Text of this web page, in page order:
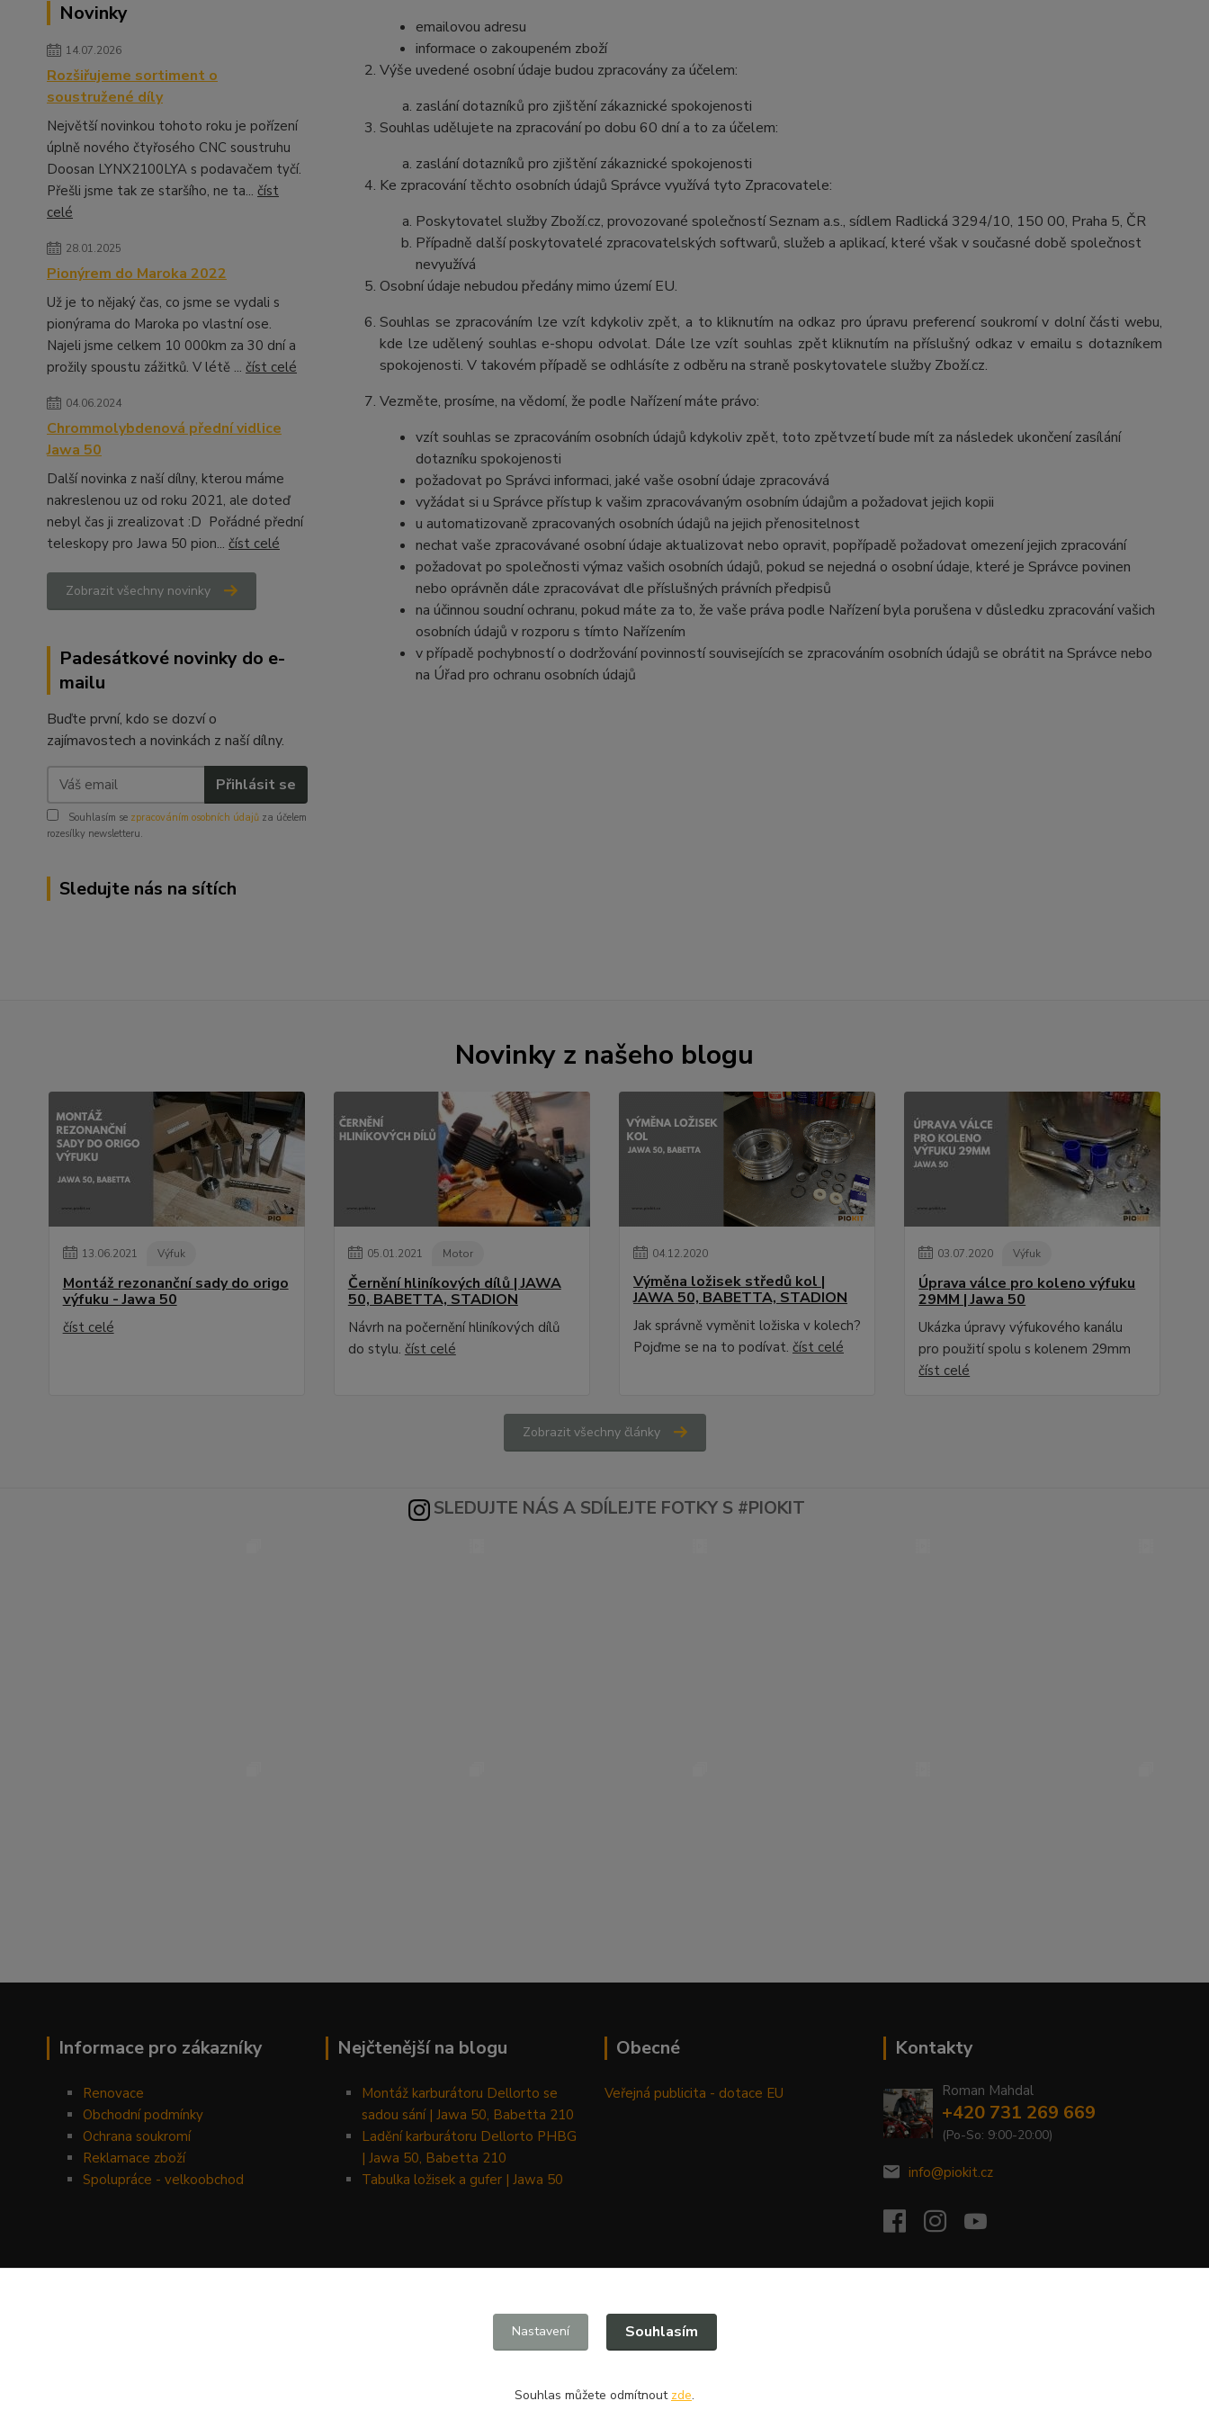
Novinky
14.07.2026
Rozšiřujeme sortiment o
soustružené díly
Největší novinkou tohoto roku je pořízení
úplně nového čtyřosého CNC soustruhu
Doosan LYNX2100LYA s podavačem tyčí.
Přešli jsme tak ze staršího, ne ta... číst
celé
28.01.2025
Pionýrem do Maroka 2022
Už je to nějaký čas, co jsme se vydali s
pionýrama do Maroka po vlastní ose.
Najeli jsme celkem 10 000km za 30 dní a
prožily spoustu zážitků. V létě ... číst celé
04.06.2024
Chrommolybdenová přední vidlice
Jawa 50
Další novinka z naší dílny, kterou máme
nakreslenou uz od roku 2021, ale doteď
nebyl čas ji zrealizovat :D Pořádné přední
teleskopy pro Jawa 50 pion... číst celé
Zobrazit všechny novinky
Padesátkové novinky do e-
mailu
Buďte první, kdo se dozví o
zajímavostech a novinkách z naší dílny.
Přihlásit se
Souhlasím se zpracováním osobních údajů za účelem
rozesílky newsletteru.
Sledujte nás na sítích
emailovou adresu
informace o zakoupeném zboží
Výše uvedené osobní údaje budou zpracovány za účelem:
zaslání dotazníků pro zjištění zákaznické spokojenosti
Souhlas udělujete na zpracování po dobu 60 dní a to za účelem:
zaslání dotazníků pro zjištění zákaznické spokojenosti
Ke zpracování těchto osobních údajů Správce využívá tyto Zpracovatele:
Poskytovatel služby Zboží.cz, provozované společností Seznam a.s., sídlem Radlická 3294/10, 150 00, Praha 5, ČR
Případně další poskytovatelé zpracovatelských softwarů, služeb a aplikací, které však v současné době společnost
nevyužívá
Osobní údaje nebudou předány mimo území EU.
Souhlas se zpracováním lze vzít kdykoliv zpět, a to kliknutím na odkaz pro úpravu preferencí soukromí v dolní části webu,
kde lze udělený souhlas e-shopu odvolat. Dále lze vzít souhlas zpět kliknutím na příslušný odkaz v emailu s dotazníkem
spokojenosti. V takovém případě se odhlásíte z odběru na straně poskytovatele služby Zboží.cz.
Vezměte, prosíme, na vědomí, že podle Nařízení máte právo:
vzít souhlas se zpracováním osobních údajů kdykoliv zpět, toto zpětvzetí bude mít za následek ukončení zasílání
dotazníku spokojenosti
požadovat po Správci informaci, jaké vaše osobní údaje zpracovává
vyžádat si u Správce přístup k vašim zpracovávaným osobním údajům a požadovat jejich kopii
u automatizovaně zpracovaných osobních údajů na jejich přenositelnost
nechat vaše zpracovávané osobní údaje aktualizovat nebo opravit, popřípadě požadovat omezení jejich zpracování
požadovat po společnosti výmaz vašich osobních údajů, pokud se nejedná o osobní údaje, které je Správce povinen
nebo oprávněn dále zpracovávat dle příslušných právních předpisů
na účinnou soudní ochranu, pokud máte za to, že vaše práva podle Nařízení byla porušena v důsledku zpracování vašich
osobních údajů v rozporu s tímto Nařízením
v případě pochybností o dodržování povinností souvisejících se zpracováním osobních údajů se obrátit na Správce nebo
na Úřad pro ochranu osobních údajů
Novinky z našeho blogu
13.06.2021 Výfuk
Montáž rezonanční sady do origo
výfuku - Jawa 50
číst celé
05.01.2021 Motor
Černění hliníkových dílů | JAWA
50, BABETTA, STADION
Návrh na počernění hliníkových dílů
do stylu. číst celé
04.12.2020
Výměna ložisek středů kol |
JAWA 50, BABETTA, STADION
Jak správně vyměnit ložiska v kolech?
Pojďme se na to podívat. číst celé
03.07.2020 Výfuk
Úprava válce pro koleno výfuku
29MM | Jawa 50
Ukázka úpravy výfukového kanálu
pro použití spolu s kolenem 29mm
číst celé
Zobrazit všechny články
SLEDUJTE NÁS A SDÍLEJTE FOTKY S #PIOKIT
Informace pro zákazníky
Renovace
Obchodní podmínky
Ochrana soukromí
Reklamace zboží
Spolupráce - velkoobchod
Nejčtenější na blogu
Montáž karburátoru Dellorto se
sadou sání | Jawa 50, Babetta 210
Ladění karburátoru Dellorto PHBG
| Jawa 50, Babetta 210
Tabulka ložisek a gufer | Jawa 50
Obecné
Veřejná publicita - dotace EU
Kontakty
Roman Mahdal
+420 731 269 669
(Po-So: 9:00-20:00)
info@piokit.cz
Upravit sběr cookies.
Nastavení Souhlasím
Souhlas můžete odmítnout zde.